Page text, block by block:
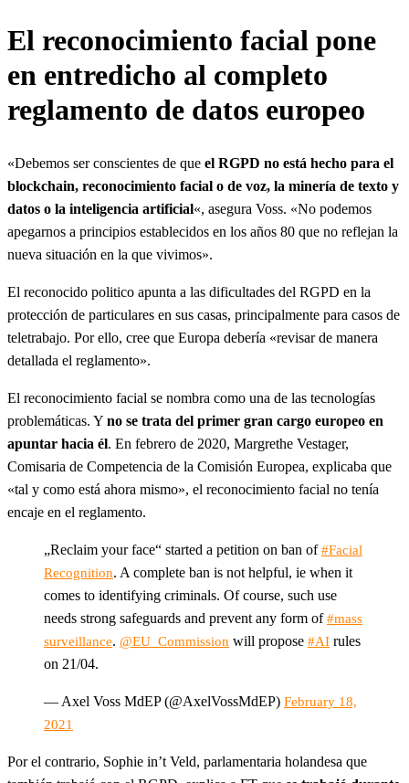
El reconocimiento facial pone
en entredicho al completo
reglamento de datos europeo
«Debemos ser conscientes de que el RGPD no está hecho para el
blockchain, reconocimiento facial o de voz, la minería de texto y
datos o la inteligencia artificial«, asegura Voss. «No podemos
apegarnos a principios establecidos en los años 80 que no reflejan la
nueva situación en la que vivimos».
El reconocido politico apunta a las dificultades del RGPD en la
protección de particulares en sus casas, principalmente para casos de
teletrabajo. Por ello, cree que Europa debería «revisar de manera
detallada el reglamento».
El reconocimiento facial se nombra como una de las tecnologías
problemáticas. Y no se trata del primer gran cargo europeo en
apuntar hacia él. En febrero de 2020, Margrethe Vestager,
Comisaria de Competencia de la Comisión Europea, explicaba que
«tal y como está ahora mismo», el reconocimiento facial no tenía
encaje en el reglamento.
„Reclaim your face“ started a petition on ban of#Facial
Recognition. A complete ban is not helpful, ie when it
comes to identifying criminals. Of course, such use
needs strong safeguards and prevent any form of#mass
surveillance. @EU_Commission will propose #AI rules
on 21/04.
— Axel Voss MdEP (@AxelVossMdEP) February 18,
2021
Por el contrario, Sophie in’t Veld, parlamentaria holandesa que